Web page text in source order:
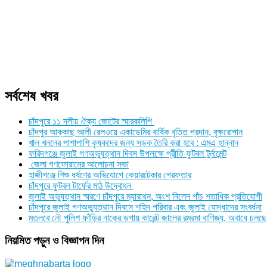
সর্বশেষ খবর
চাঁদপুরে ১১ দলীয় ঐক্য জোটের স্মারকলিপি
চাঁদপুর আক্কাছ আলী রেলওয়ে একাডেমির বার্ষিক বৃত্তি প্রদান, বৃক্ষরোপান
খাল খননের পাশাপাশি কৃষকদের জন্য সড়ক তৈরি করা হবে : এমএ হান্নান
ফরিদগঞ্জে জুলাই গণঅভ্যুত্থান দিবস উপলক্ষে প্রীতি ফুটবল টুর্নামেন্ট
জেলা গণফোরামের আলোচনা সভা
হাজীগঞ্জে শিশু ধর্ষণের অভিযোগে কেয়ারটেকার গ্রেফতার
চাঁদপুরে ফুটবল টার্ফের মাঠ উদ্বোধন
জুলাই অভ্যুত্থান স্মরণে চাঁদপুরে ম্যারাথন, অংশ নিলেন পাঁচ শতাধিক প্রতিযোগী
চাঁদপুরে জুলাই গণঅভ্যুত্থান দিবসে শহিদ পরিবার এবং জুলাই যোদ্ধাদের সংবর্ধনা
মতলবে নৌ পুলিশ ফাঁড়ির নাকের ডগায় কারেন্ট জালের রমরমা বাণিজ্য, অবাধে
নিয়মিত পড়ুন ও বিজ্ঞাপন দিন